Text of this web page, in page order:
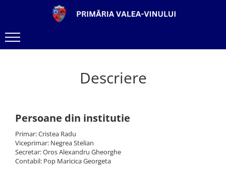
Descriere
Persoane din institutie
Primar: Cristea Radu
Viceprimar: Negrea Stelian
Secretar: Oros Alexandru Gheorghe
Contabil: Pop Maricica Georgeta